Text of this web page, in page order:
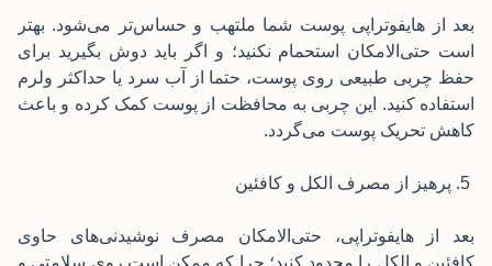
بعد از هایفوتراپی پوست شما ملتهب و حساس‌تر می‌شود. بهتر
است حتی‌الامکان استحمام نکنید؛ و اگر باید دوش بگیرید برای
حفظ چربی طبیعی روی پوست، حتما از آب سرد یا حداکثر ولرم
استفاده کنید. این چربی به محافظت از پوست کمک کرده و باعث
کاهش تحریک پوست می‌گردد.
5. پرهیز از مصرف الکل و کافئین
بعد از هایفوتراپی، حتی‌الامکان مصرف نوشیدنی‌های حاوی
کافئین و الکل را محدود کنید؛ چرا که ممکن است روی سلامتی و